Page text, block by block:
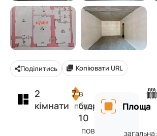
Поділитись Копіювати URL
2
кімнати
7
поверх
в
будинку
10
поверхів
Площа
загальна: